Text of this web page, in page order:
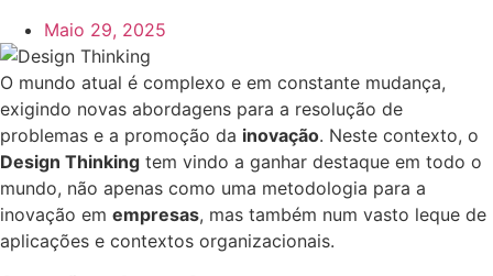
Maio 29, 2025
O mundo atual é complexo e em constante mudança,
exigindo novas abordagens para a resolução de
problemas e a promoção da inovação. Neste contexto, o
Design Thinking tem vindo a ganhar destaque em todo o
mundo, não apenas como uma metodologia para a
inovação em empresas, mas também num vasto leque de
aplicações e contextos organizacionais.